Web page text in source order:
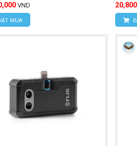
MINH
VND
MUA